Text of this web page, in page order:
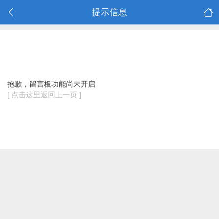
提示信息
抱歉，留言板功能尚未开启
[ 点击这里返回上一页 ]